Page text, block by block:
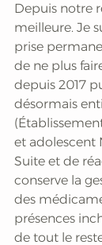
Depuis notre
meilleure. Je
prise
de ne plus
depuis 2017
désormais
et adolescent
Suite et de
conserve la
des
présences
de tout le